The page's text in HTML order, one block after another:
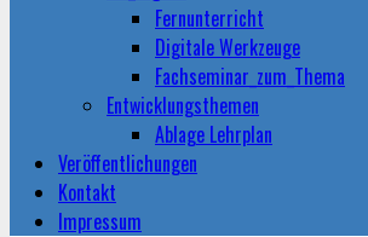
Fernunterricht
Digitale Werkzeuge
Fachseminar_zum_Thema
Entwicklungsthemen
Ablage Lehrplan
Veröffentlichungen
Kontakt
Impressum